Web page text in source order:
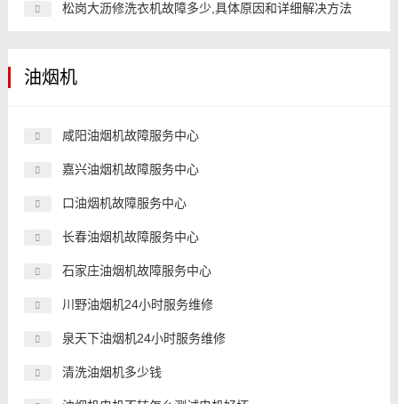
松岗大沥修洗衣机故障多少,具体原因和详细解决方法
油烟机
咸阳油烟机故障服务中心
嘉兴油烟机故障服务中心
口油烟机故障服务中心
长春油烟机故障服务中心
石家庄油烟机故障服务中心
川野油烟机24小时服务维修
泉天下油烟机24小时服务维修
清洗油烟机多少钱